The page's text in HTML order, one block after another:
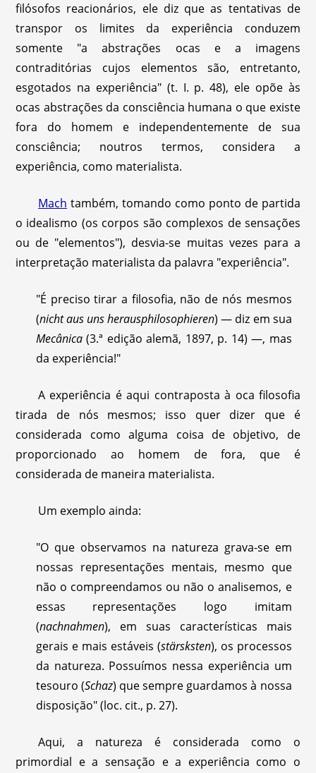
filósofos reacionários, ele diz que as tentativas de
transpor os limites da experiência conduzem
somente "a abstrações ocas e a imagens
contraditórias cujos elementos são, entretanto,
esgotados na experiência" (t. I. p. 48), ele opõe às
ocas abstrações da consciência humana o que existe
fora do homem e independentemente de sua
consciência; noutros termos, considera a
experiência, como materialista.
Mach também, tomando como ponto de partida
o idealismo (os corpos são complexos de sensações
ou de "elementos"), desvia-se muitas vezes para a
interpretação materialista da palavra "experiência".
"É preciso tirar a filosofia, não de nós mesmos
(nicht aus uns herausphilosophieren) — diz em sua
Mecânica(3.ª edição alemã, 1897, p. 14) —, mas
da experiência!"
A experiência é aqui contraposta à oca filosofia
tirada de nós mesmos; isso quer dizer que é
considerada como alguma coisa de objetivo, de
proporcionado ao homem de fora, que é
considerada de maneira materialista.
Um exemplo ainda:
"O que observamos na natureza grava-se em
nossas representações mentais, mesmo que
não o compreendamos ou não o analisemos, e
essas representações logo imitam
(nachnahmen), em suas características mais
gerais e mais estáveis (stärsksten), os processos
da natureza. Possuímos nessa experiência um
tesouro (Schaz) que sempre guardamos à nossa
disposição" (loc. cit., p. 27).
Aqui, a natureza é considerada como o
primordial e a sensação e a experiência como o